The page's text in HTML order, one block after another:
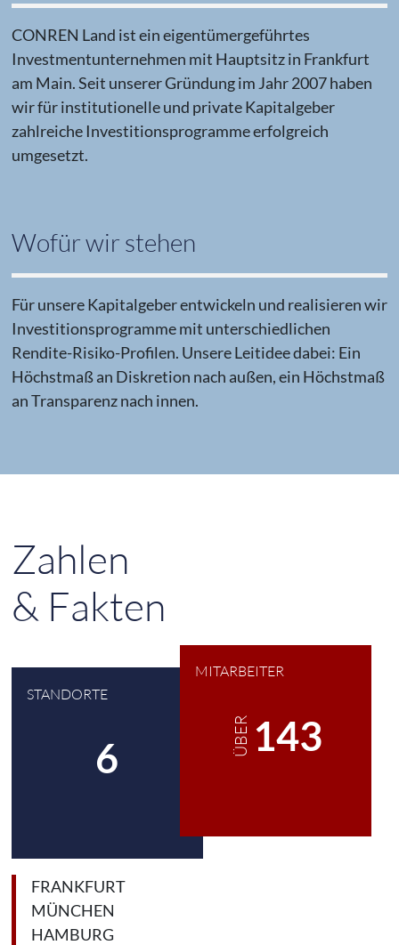
CONREN Land ist ein eigentümergeführtes
Investmentunternehmen mit Hauptsitz in Frankfurt
am Main. Seit unserer Gründung im Jahr 2007 haben
wir für institutionelle und private Kapitalgeber
zahlreiche Investitionsprogramme erfolgreich
umgesetzt.
Wofür wir stehen
Für unsere Kapitalgeber entwickeln und realisieren wir
Investitionsprogramme mit unterschiedlichen
Rendite-Risiko-Profilen. Unsere Leitidee dabei: Ein
Höchstmaß an Diskretion nach außen, ein Höchstmaß
an Transparenz nach innen.
Zahlen
& Fakten
STANDORTE
8
FRANKFURT
MÜNCHEN
HAMBURG
MITARBEITER
ÜBER 180